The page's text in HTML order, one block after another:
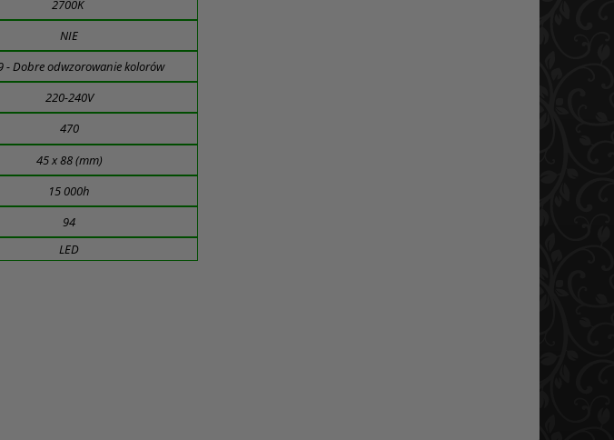
2700K
NIE
- Dobre odwzorowanie kolorów
220-240V
470
45 x 88 (mm)
15 000h
94
LED